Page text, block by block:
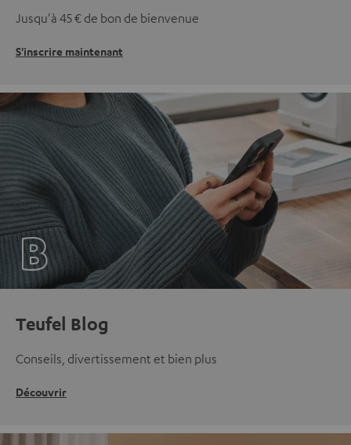
Jusqu'à 45 € de bon de bienvenue
S'inscrire maintenant
Teufel Blog
Conseils, divertissement et bien plus
Découvrir